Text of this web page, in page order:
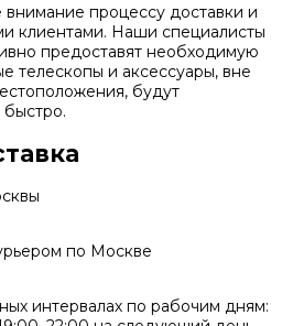
процессу доставки и
клиентами. Наши специалисты
предоставят необходимую
телескопы и аксессуары, вне
будут
быстро.
по Москве
интервалах по рабочим дням: